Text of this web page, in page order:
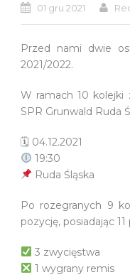
01 gru 2021
Przed nami dwie
2021/2022.
W ramach 10 kolejki
SPR Grunwald Ruda
🗓 04.12.2021
19:30
Ruda Śląska
Po rozegranych 9
pozycję, posiadając
3 zwycięstwa
1 wygrany remis